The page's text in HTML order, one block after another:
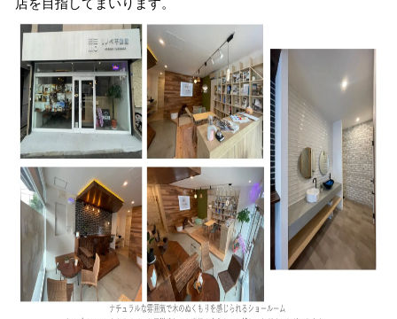
店を目指してまいります。